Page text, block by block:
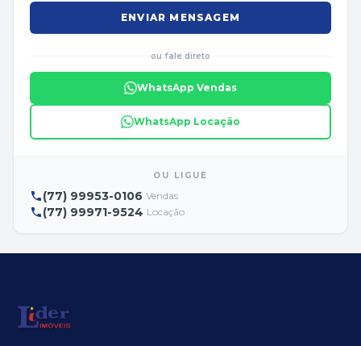
ENVIAR MENSAGEM
ou fale direto
WhatsApp Vendas
WhatsApp Locação
OU LIGUE
(77) 99953-0106 Vendas
(77) 99971-9524 Locação